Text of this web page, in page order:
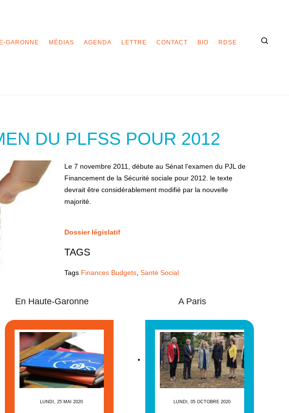
GARONNE MÉDIAS AGENDA LETTRE CONTACT BIO RDSE
DU PLFSS POUR 2012
Le 7 novembre 2011, débute au Sénat l'examen du PJL de
Financement de la Sécurité sociale pour 2012. le texte
devrait être considérablement modifié par la nouvelle
majorité.
Dossier législatif
TAGS
Tags Finances Budgets, Santé Social
En Haute-Garonne
LUNDI, 25 MAI 2020
A Paris
LUNDI, 05 OCTOBRE 2020